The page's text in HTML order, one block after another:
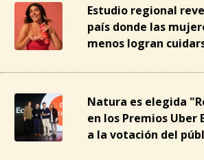
Estudio regional
país donde las
menos logran
Natura es elegida
en los Premios Uber
a la votación del